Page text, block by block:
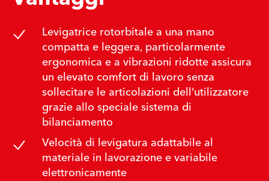
Levigatrice rotorbitale a una mano
compatta e leggera, particolarmente
ergonomica e a vibrazioni ridotte assicura
un elevato comfort di lavoro senza
sollecitare le articolazioni dell’utilizzatore
grazie allo speciale sistema di
bilanciamento
Velocità di levigatura adattabile al
materiale in lavorazione e variabile
elettronicamente